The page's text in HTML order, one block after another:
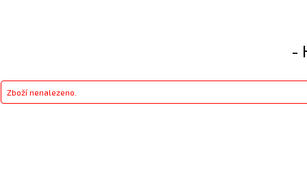
-
Zboží nenalezeno.